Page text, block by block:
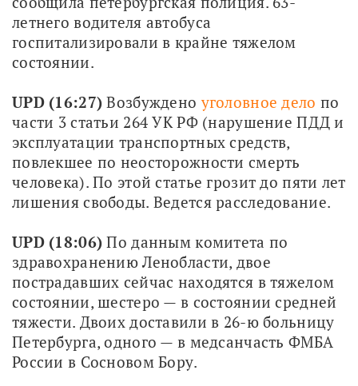
летнего водителя автобуса
госпитализировали в крайне тяжелом
состоянии.
UPD (16:27) Возбуждено уголовное дело по
части 3 статьи 264 УК РФ (нарушение ПДД и
эксплуатации транспортных средств,
повлекшее по неосторожности смерть
человека). По этой статье грозит до пяти лет
лишения свободы. Ведется расследование.
UPD (18:06) По данным комитета по
здравохранению Ленобласти, двое
пострадавших сейчас находятся в тяжелом
состоянии, шестеро — в состоянии средней
тяжести. Двоих доставили в 26-ю больницу
Петербурга, одного — в медсанчасть ФМБА
России в Сосновом Бору.